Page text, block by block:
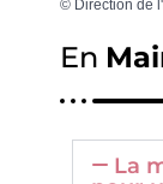
© Direction de
En
La